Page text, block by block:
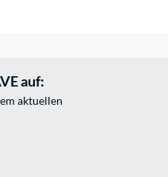
auf:
aktuellen